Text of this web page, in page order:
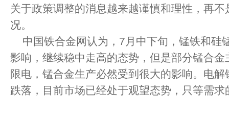
关于政策调整的消息越来越谨慎和理性，再不
况。
中国铁合金网认为，7月中下旬，锰铁和硅
影响，继续稳中走高的态势，但是部分锰合
限电，锰合金生产必然受到很大的影响。电
跌落，目前市场已经处于观望态势，只等需求